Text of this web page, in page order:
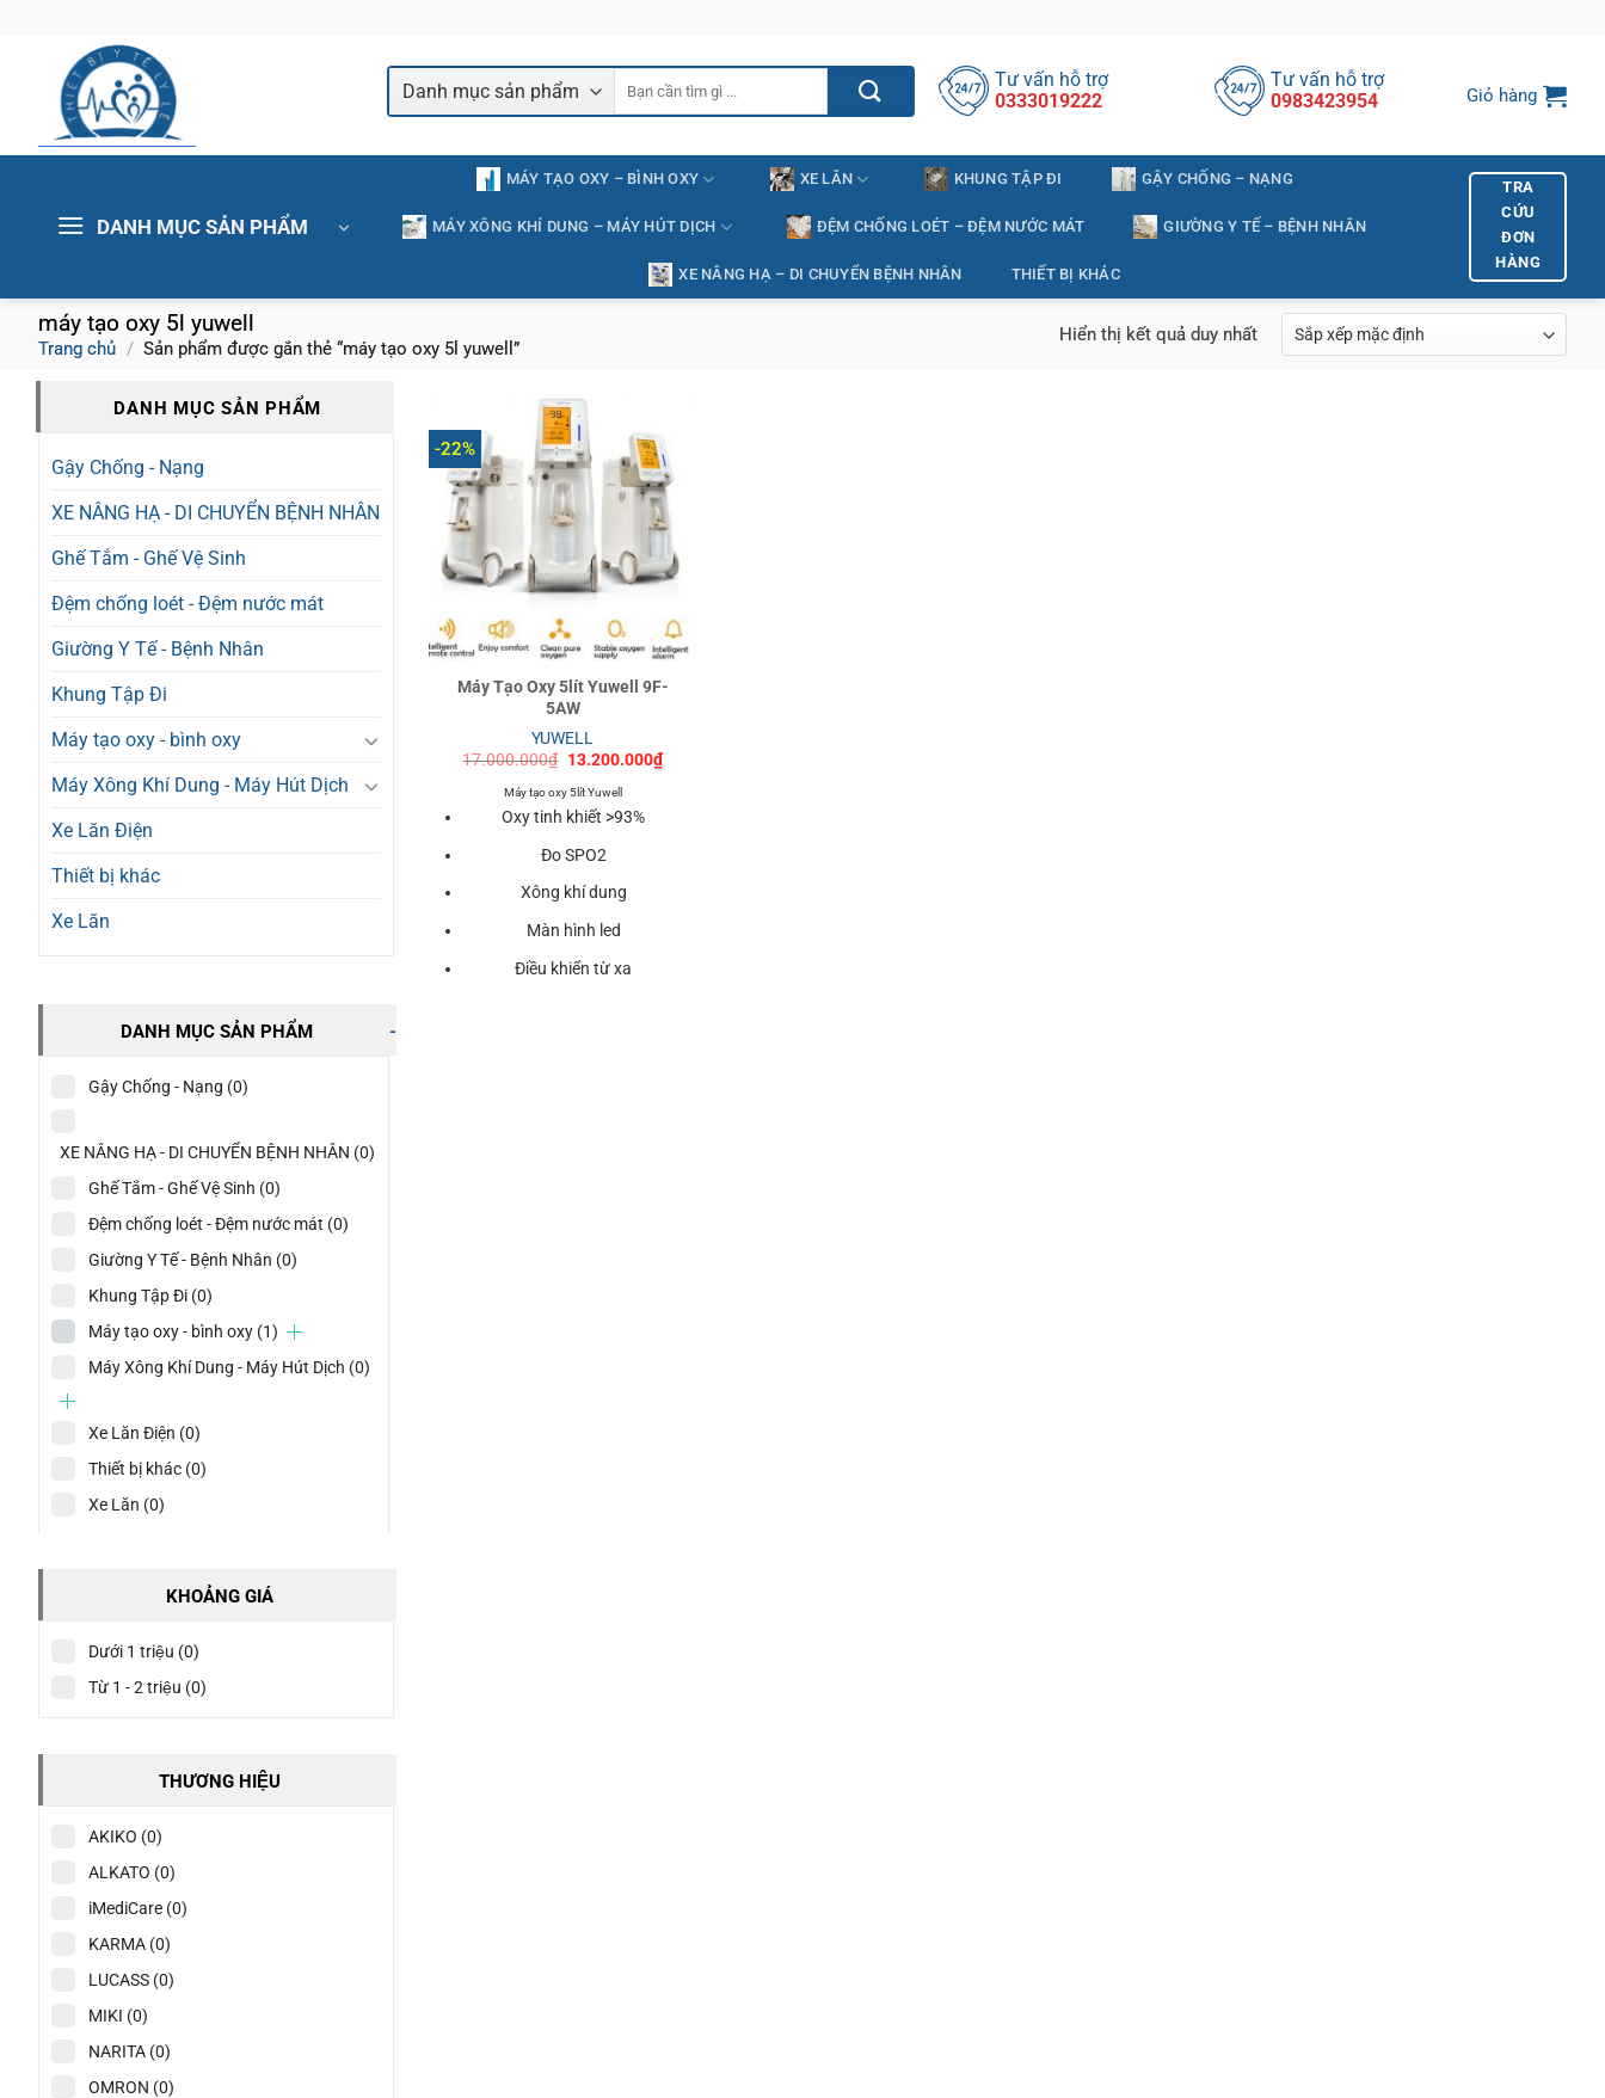
Tư vấn hỗ trợ
0333019222
Tư vấn hỗ trợ
0983423954
Giỏ hàng
DANH MỤC SẢN PHẨM
MÁY TẠO OXY – BÌNH OXY XE LĂN KHUNG TẬP ĐI GẬY CHỐNG – NẠNG
MÁY XÔNG KHÍ DUNG – MÁY HÚT DỊCH ĐỆM CHỐNG LOÉT – ĐỆM NƯỚC MÁT GIƯỜNG Y TẾ – BỆNH NHÂN
XE NÂNG HẠ – DI CHUYỂN BỆNH NHÂN THIẾT BỊ KHÁC
TRA
CỨU
ĐƠN
HÀNG
máy tạo oxy 5l yuwell
Trang chủ / Sản phẩm được gắn thẻ “máy tạo oxy 5l yuwell”
Hiển thị kết quả duy nhất
DANH MỤC SẢN PHẨM
Gậy Chống - Nạng
XE NÂNG HẠ - DI CHUYỂN BỆNH NHÂN
Ghế Tắm - Ghế Vệ Sinh
Đệm chống loét - Đệm nước mát
Giường Y Tế - Bệnh Nhân
Khung Tập Đi
Máy tạo oxy - bình oxy
Máy Xông Khí Dung - Máy Hút Dịch
Xe Lăn Điện
Thiết bị khác
Xe Lăn
DANH MỤC SẢN PHẨM -
Gậy Chống - Nạng (0)
XE NÂNG HẠ - DI CHUYỂN BỆNH NHÂN (0)
Ghế Tắm - Ghế Vệ Sinh (0)
Đệm chống loét - Đệm nước mát (0)
Giường Y Tế - Bệnh Nhân (0)
Khung Tập Đi (0)
Máy tạo oxy - bình oxy (1)
Máy Xông Khí Dung - Máy Hút Dịch (0)
Xe Lăn Điện (0)
Thiết bị khác (0)
Xe Lăn (0)
KHOẢNG GIÁ
Dưới 1 triệu (0)
Từ 1 - 2 triệu (0)
THƯƠNG HIỆU
AKIKO (0)
ALKATO (0)
iMediCare (0)
KARMA (0)
LUCASS (0)
MIKI (0)
NARITA (0)
OMRON (0)
-22%
Máy Tạo Oxy 5lít Yuwell 9F-
5AW
YUWELL
17.000.000₫ Giá
là:
17.000.000₫.
13.200.000₫Giá
hiện
Máy tạo oxy 5lít Yuwell
Oxy tinh khiết >93%
Đo SPO2
Xông khí dung
Màn hình led
Điều khiển từ xa